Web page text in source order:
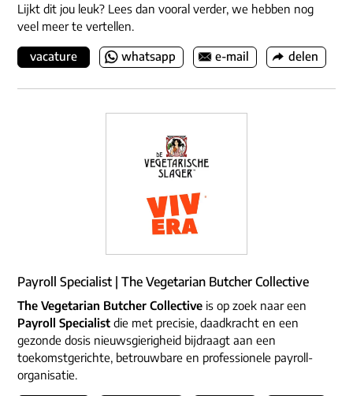
Lijkt dit jou leuk? Lees dan vooral verder, we hebben nog
veel meer te vertellen.
vacature whatsapp e-mail delen
Payroll Specialist | The Vegetarian Butcher Collective
The Vegetarian Butcher Collective is op zoek naar een
Payroll Specialist die met precisie, daadkracht en een
gezonde dosis nieuwsgierigheid bijdraagt aan een
toekomstgerichte, betrouwbare en professionele payroll-
organisatie.